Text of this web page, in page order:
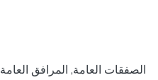
الصفقات العامة, المرافق العامة